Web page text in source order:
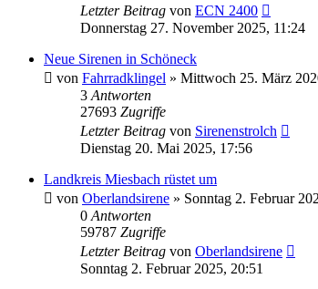
Letzter Beitrag von ECN 2400
Donnerstag 27. November 2025, 11:24
Neue Sirenen in Schöneck
von Fahrradklingel » Mittwoch 25. März
3 Antworten
27693 Zugriffe
Letzter Beitrag von Sirenenstrolch
Dienstag 20. Mai 2025, 17:56
Landkreis Miesbach rüstet um
von Oberlandsirene » Sonntag 2. Februar
0 Antworten
59787 Zugriffe
Letzter Beitrag von Oberlandsirene
Sonntag 2. Februar 2025, 20:51